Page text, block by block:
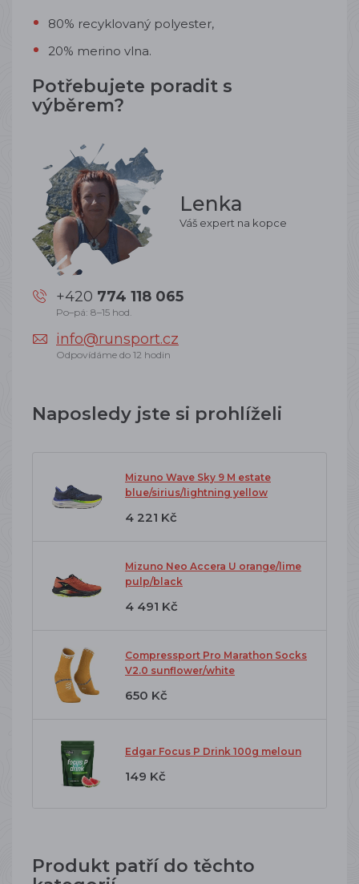
80% recyklovaný polyester,
20% merino vlna.
Potřebujete poradit s
výběrem?
Lenka
Váš expert na kopce
+420 774 118 065
Po–pá: 8–15 hod.
info@runsport.cz
Odpovídáme do 12 hodin
Naposledy jste si prohlíželi
Mizuno Wave Sky 9 M estate
blue/sirius/lightning yellow
4 221 Kč
Mizuno Neo Accera U orange/lime
pulp/black
4 491 Kč
Compressport Pro Marathon Socks
V2.0 sunflower/white
650 Kč
Edgar Focus P Drink 100g meloun
149 Kč
Produkt patří do těchto